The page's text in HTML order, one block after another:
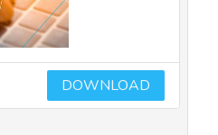
DOWNLOAD